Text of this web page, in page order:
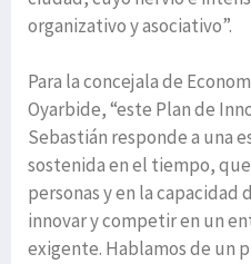
organizativo y asociativo”.
Para la concejala de
Oyarbide, “este Plan de
Sebastián responde a una
sostenida en el tiempo,
personas y en la capacidad
innovar y competir en un
exigente. Hablamos de un